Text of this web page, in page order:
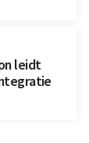
leidt